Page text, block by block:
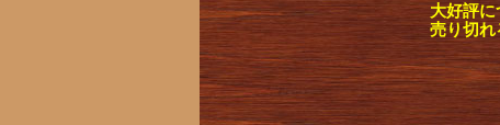
大好評に
売り切れ